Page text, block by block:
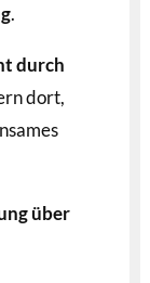
.
durch
dort,
über